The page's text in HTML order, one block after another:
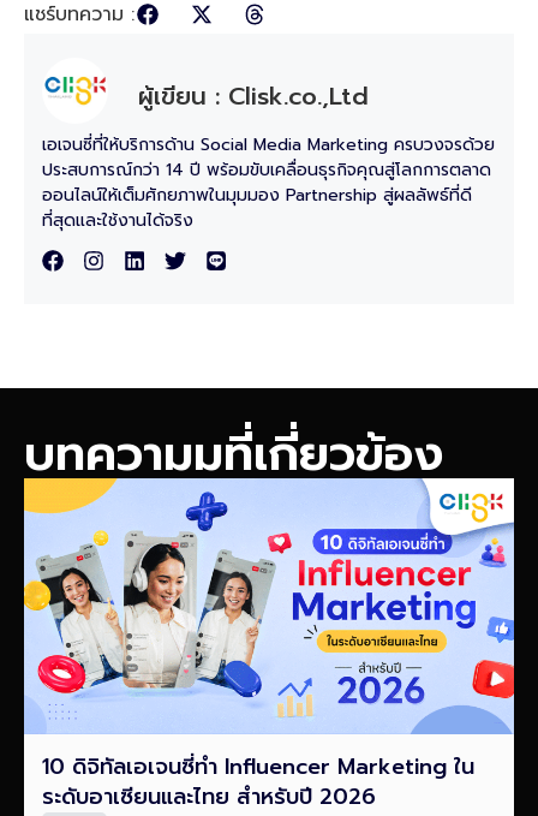
แชร์บทความ :
ผู้เขียน : Clisk.co.,Ltd
เอเจนซี่ที่ให้บริการด้าน Social Media Marketing ครบวงจรด้วย
ประสบการณ์กว่า 14 ปี พร้อมขับเคลื่อนธุรกิจคุณสู่โลกการตลาด
ออนไลน์ให้เต็มศักยภาพในมุมมอง Partnership สู่ผลลัพธ์ที่ดี
ที่สุดและใช้งานได้จริง
บทความมที่เกี่ยวข้อง
10 ดิจิทัลเอเจนซี่ทำ Influencer Marketing ใน
ระดับอาเซียนและไทย สำหรับปี 2026